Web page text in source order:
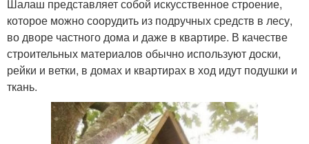
Шалаш представляет собой искусственное строение,
которое можно соорудить из подручных средств в лесу,
во дворе частного дома и даже в квартире. В качестве
строительных материалов обычно используют доски,
рейки и ветки, в домах и квартирах в ход идут подушки и
ткань.